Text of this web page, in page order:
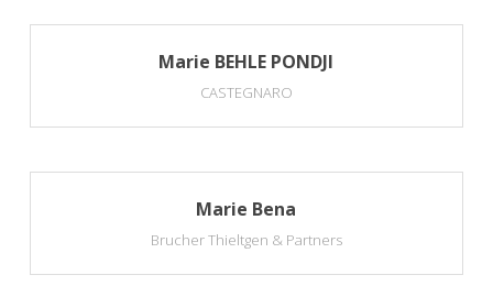
Marie BEHLE PONDJI
CASTEGNARO
Marie Bena
Brucher Thieltgen & Partners